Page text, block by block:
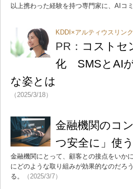
以上携わった経験を持つ専門家に、AIコ
KDDI×アルティウスリン
PR： コストセ
化 SMSとAI
な姿とは
（2025/3/18）
金融機関のコ
つ安全に」使
金融機関にとって、顧客との接点をいか
にどのような取り組みが効果的なのだろ
る。
（2025/3/7）